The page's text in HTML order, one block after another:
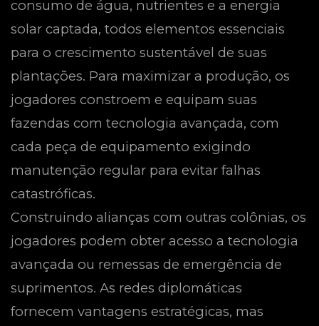
consumo de água, nutrientes e a energia
solar captada, todos elementos essenciais
para o crescimento sustentável de suas
plantações. Para maximizar a produção, os
jogadores constroem e equipam suas
fazendas com tecnologia avançada, com
cada peça de equipamento exigindo
manutenção regular para evitar falhas
catastróficas.
Construindo alianças com outras colônias, os
jogadores podem obter acesso a tecnologia
avançada ou remessas de emergência de
suprimentos. As redes diplomáticas
fornecem vantagens estratégicas, mas